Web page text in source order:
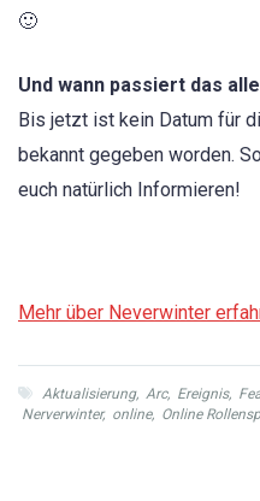
🙂
Und wann passiert das
Bis jetzt ist kein Datum für
bekannt gegeben worden.
euch natürlich Informieren!
Mehr über Neverwinter
Aktualisierung, Arc, Ereignis,
Nerverwinter, online, Online